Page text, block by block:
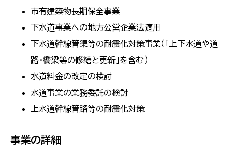
市有建築物長期保全事業
下水道事業への地方公営企業法適用
下水道幹線管渠等の耐震化対策事業（「上下水道や道
路・橋梁等の修繕と更新」を含む）
水道料金の改定の検討
水道事業の業務委託の検討
上水道幹線管路等の耐震化対策
事業の詳細